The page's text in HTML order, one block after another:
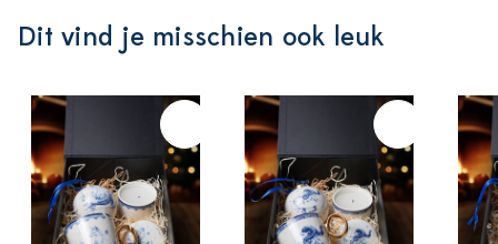
Dit vind je misschien ook leuk